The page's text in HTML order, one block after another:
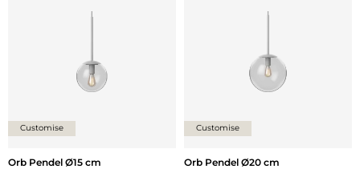
Customise
Orb Pendel Ø15 cm
Customise
Orb Pendel Ø20 cm